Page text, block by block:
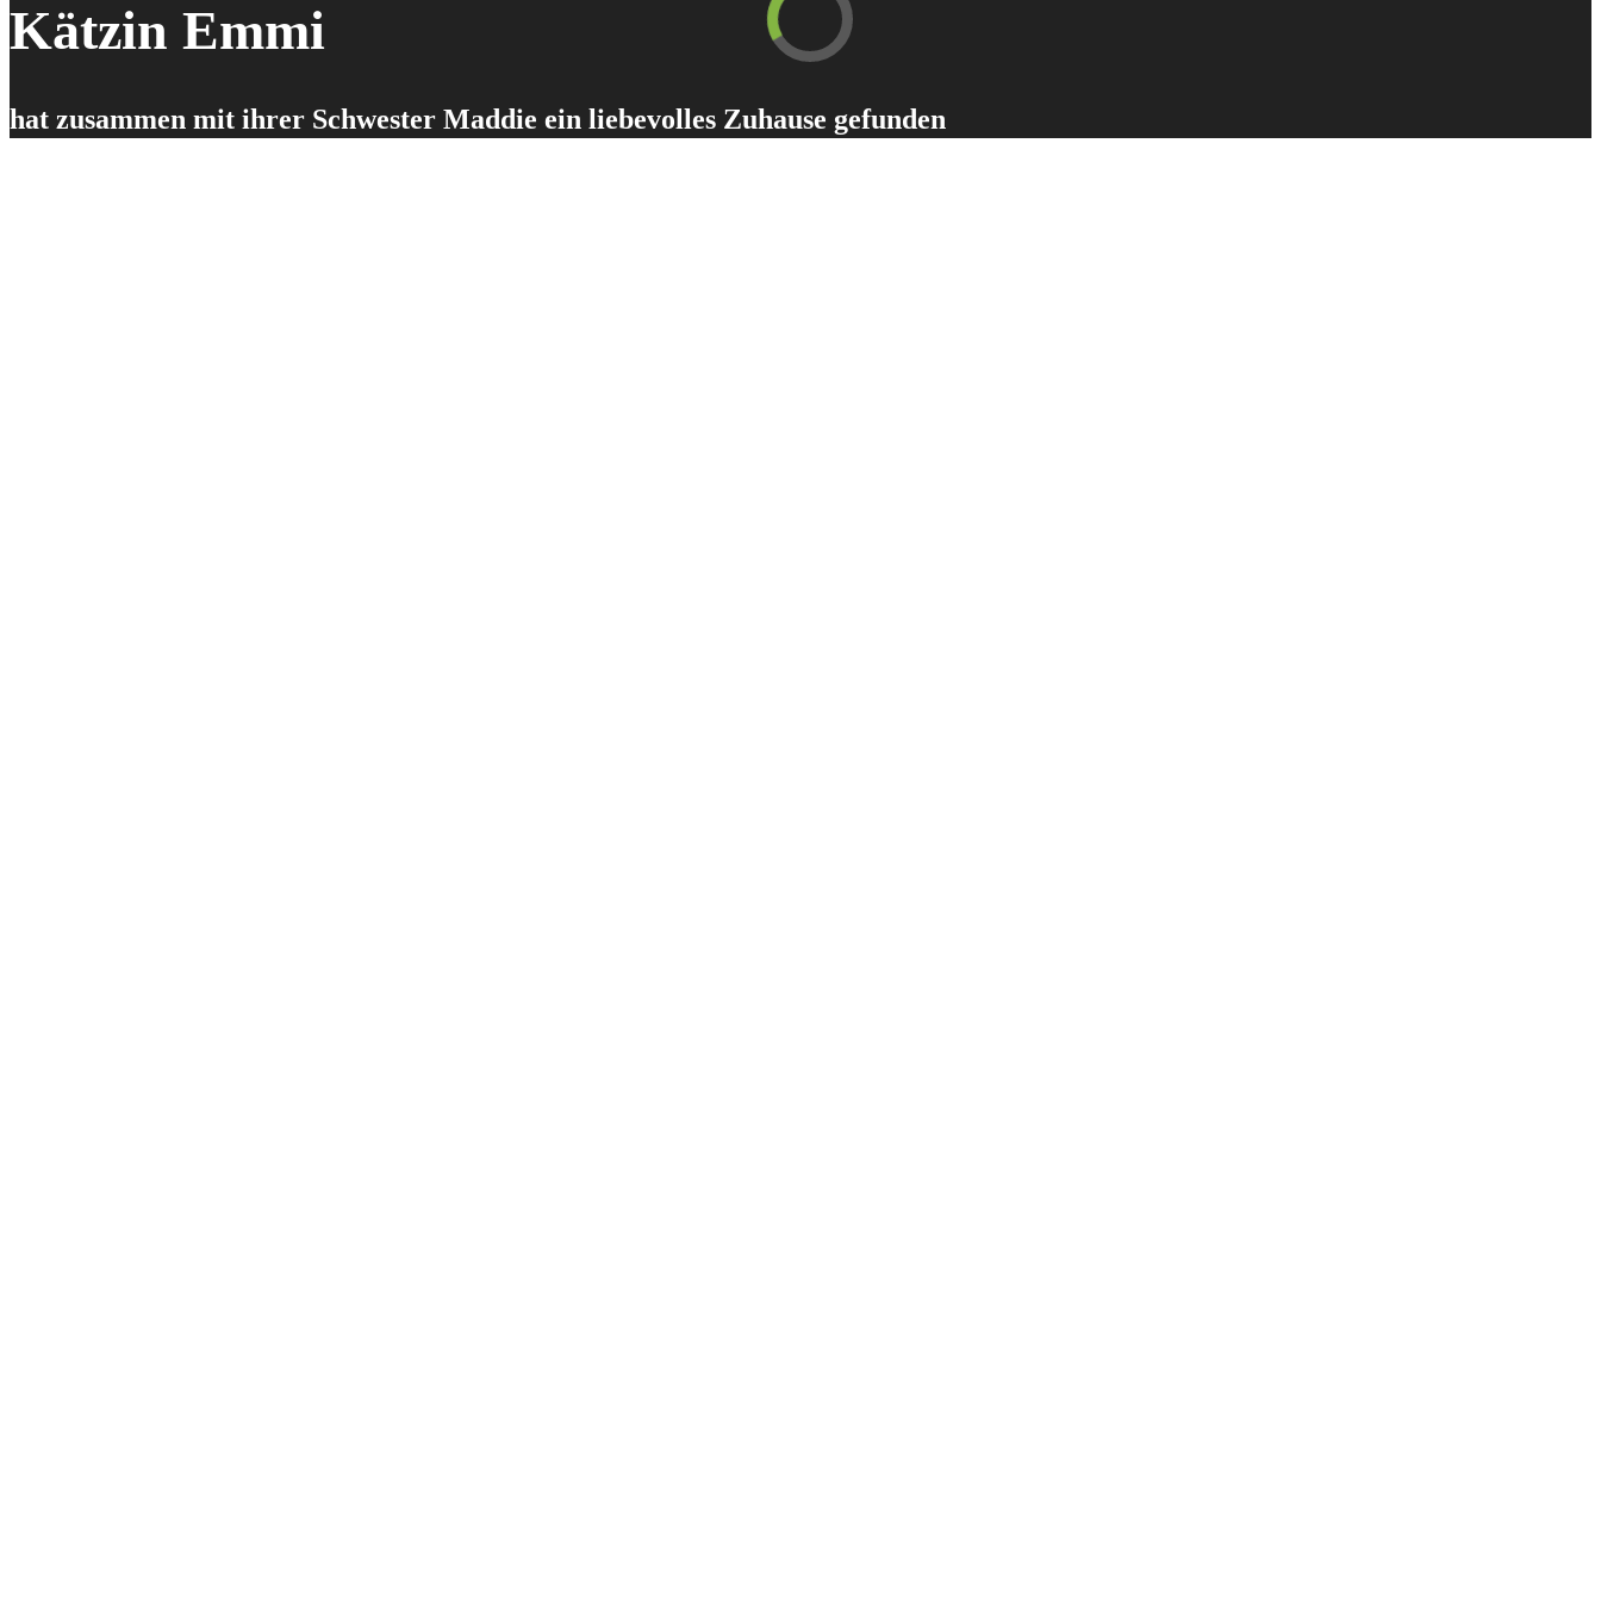
Kätzin Emmi
hat zusammen mit ihrer Schwester Maddie ein liebevolles Zuhause gefunden